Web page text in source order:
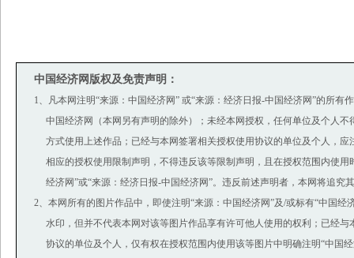
中国经济网版权及免责声明：
1、凡本网注明“来源：中国经济网” 或“来源：经济日报-中国经济网”的所有
中国经济网（本网另有声明的除外）；未经本网授权，任何单位及个人不
方式使用上述作品；已经与本网签署相关授权使用协议的单位及个人，应
相应的授权使用限制声明，不得违反该等限制声明，且在授权范围内使用
经济网”或“来源：经济日报-中国经济网”。违反前述声明者，本网将追究
2、本网所有的图片作品中，即使注明“来源：中国经济网”及/或标有“中国经
水印，但并不代表本网对该等图片作品享有许可他人使用的权利；已经与
协议的单位及个人，仅有权在授权范围内使用该等图片中明确注明“中国